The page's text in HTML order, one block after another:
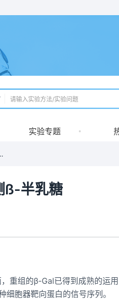
实验专题
量检测ß-半乳糖
ß-半乳糖
重组的β-Gal已得到成熟的运
胞器靶向蛋白的信号序列。